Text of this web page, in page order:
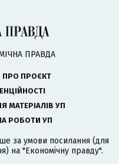
ПРАВДА
ПРО ПРОЄКТ
МАТЕРІАЛІВ УП
РОБОТИ УП
за умови посилання (для
на "Економічну правду".